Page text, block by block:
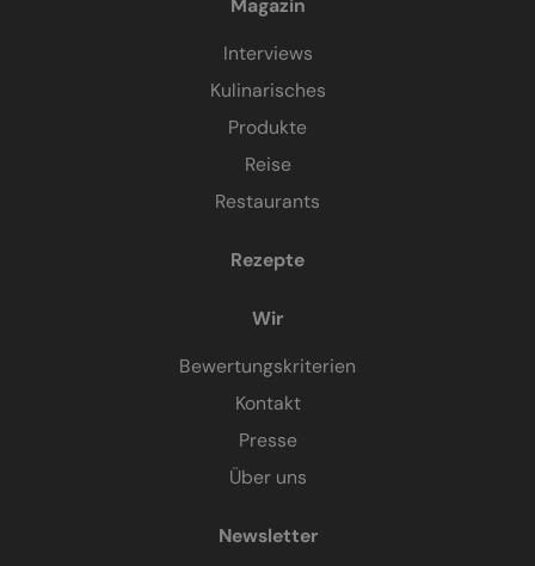
Magazin
Interviews
Kulinarisches
Produkte
Reise
Restaurants
Rezepte
Wir
Bewertungskriterien
Kontakt
Presse
Über uns
Newsletter